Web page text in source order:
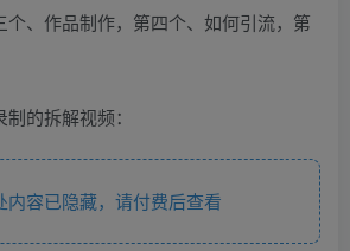
个、作品制作，第四个、如何引流，第
的拆解视频：
容已隐藏，请付费后查看